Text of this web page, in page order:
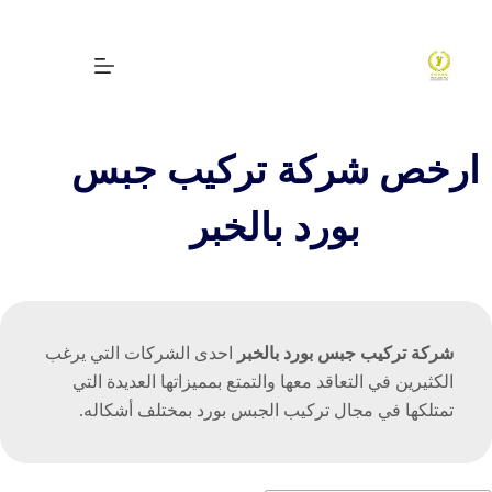
المحتوى
ارخص شركة تركيب جبس
بورد بالخبر
شركة تركيب جبس بورد بالخبر
احدى الشركات التي يرغب
الكثيرين في التعاقد معها والتمتع بمميزاتها العديدة التي
تمتلكها في مجال تركيب الجبس بورد بمختلف أشكاله.